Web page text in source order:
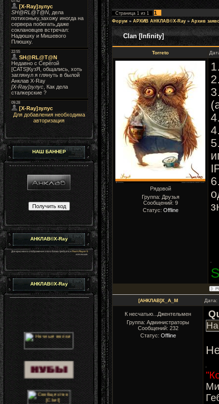
Для добавления необходима
авторизация
НАШ БАННЕР
АНКЛАВ©X-Ray
Для красивого отображения этого блока требуетсяFlash Player 9
или выше.
АНКЛАВ©X-Ray
Страница 1 из 1 1
Форум » АРХИВ АНКЛАВ©X-Ray » Архив
Clan [Infinity]
Torreto
Рядовой
Группа: Друзья
Сообщений: 9
Статус: Offline
[АНКЛАВ]X_A_M Дата:
К несчатью...Джентельмен
Группа: Администраторы
Сообщений: 232
Статус: Offline